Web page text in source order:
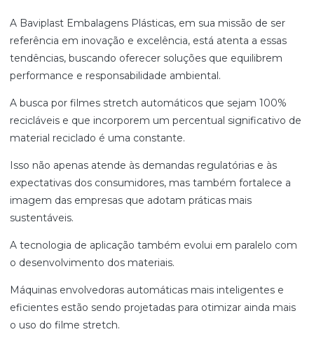
A Baviplast Embalagens Plásticas, em sua missão de ser
referência em inovação e excelência, está atenta a essas
tendências, buscando oferecer soluções que equilibrem
performance e responsabilidade ambiental.
A busca por filmes stretch automáticos que sejam 100%
recicláveis e que incorporem um percentual significativo de
material reciclado é uma constante.
Isso não apenas atende às demandas regulatórias e às
expectativas dos consumidores, mas também fortalece a
imagem das empresas que adotam práticas mais
sustentáveis.
A tecnologia de aplicação também evolui em paralelo com
o desenvolvimento dos materiais.
Máquinas envolvedoras automáticas mais inteligentes e
eficientes estão sendo projetadas para otimizar ainda mais
o uso do filme stretch.